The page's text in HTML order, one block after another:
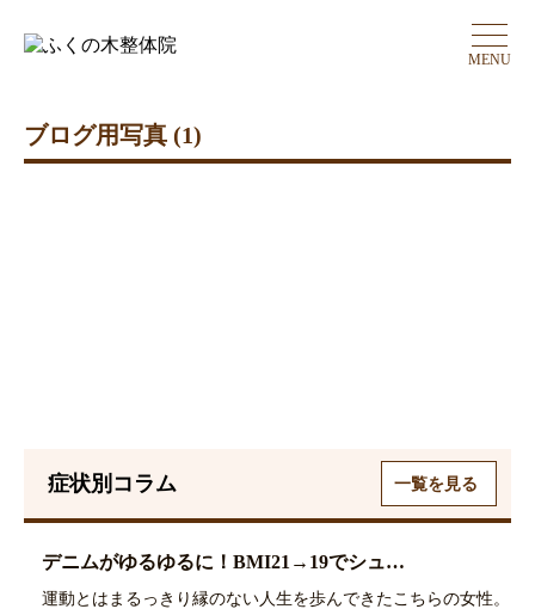
MENU
ブログ用写真 (1)
症状別コラム 一覧を見る
デニムがゆるゆるに！BMI21→19でシュ…
運動とはまるっきり縁のない人生を歩んできたこちらの女性。